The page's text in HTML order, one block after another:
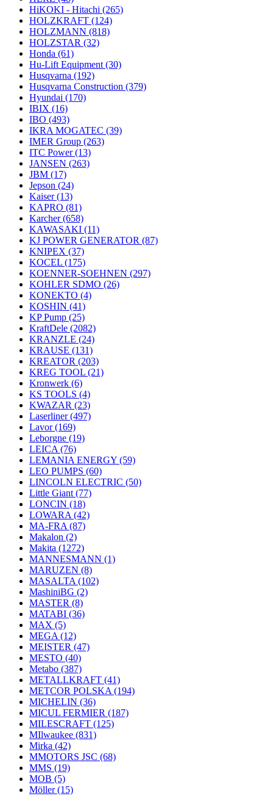
HiKOKI - Hitachi (265)
HOLZKRAFT (124)
HOLZMANN (818)
HOLZSTAR (32)
Honda (61)
Hu-Lift Equipment (30)
Husqvarna (192)
Husqvarna Construction (379)
Hyundai (170)
IBIX (16)
IBO (493)
IKRA MOGATEC (39)
IMER Group (263)
ITC Power(13)
JANSEN (263)
JBM (17)
Jepson (24)
Kaiser(13)
KAPRO (81)
Karcher(658)
KAWASAKI (11)
KJ POWER GENERATOR (87)
KNIPEX (37)
KOCEL (175)
KOENNER-SOEHNEN (297)
KOHLER SDMO (26)
KONEKTO (4)
KOSHIN (41)
KP Pump (25)
KraftDele (2082)
KRANZLE (24)
KRAUSE (131)
KREATOR (203)
KREG TOOL (21)
Kronwerk (6)
KS TOOLS (4)
KWAZAR (23)
Laserliner(497)
Lavor(169)
Leborgne (19)
LEICA (76)
LEMANIA ENERGY (59)
LEO PUMPS (60)
LINCOLN ELECTRIC (50)
Little Giant (77)
LONCIN (18)
LOWARA (42)
MA-FRA (87)
Makalon (2)
Makita (1272)
MANNESMANN (1)
MARUZEN (8)
MASALTA (102)
MashiniBG (2)
MASTER (8)
MATABI (36)
MAX (5)
MEGA (12)
MEISTER (47)
MESTO (40)
Metabo (387)
METALLKRAFT (41)
METCOR POLSKA (194)
MICHELIN (36)
MICUL FERMIER (187)
MILESCRAFT (125)
MIlwaukee (831)
Mirka (42)
MMOTORS JSC (68)
MMS (19)
MOB (5)
Möller(15)